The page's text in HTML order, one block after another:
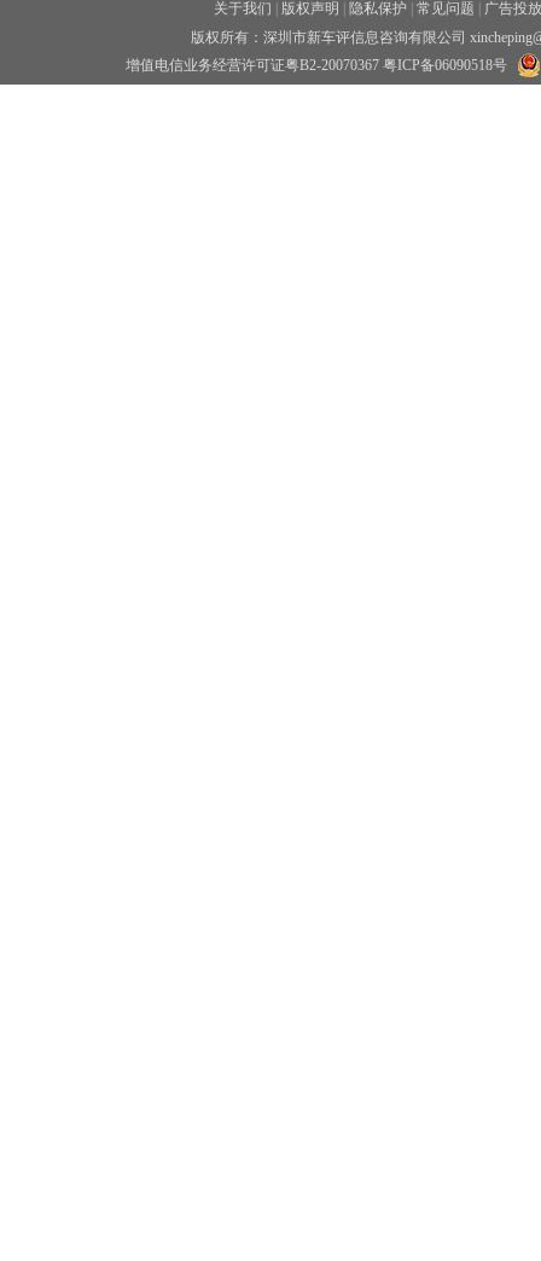
关于我们 版权声明 隐私保护 常见问题
广告投放
版权所有：深圳市新车评信息咨询有限公司
增值电信业务经营许可证粤B2-20070367 粤ICP备06090518号